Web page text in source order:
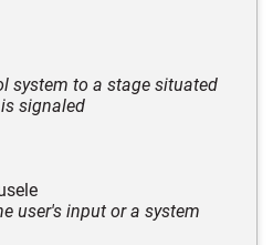
system to a stage situated
signaled
user's input or a system